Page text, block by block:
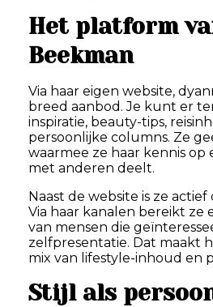
Het platform
Beekman
Via haar eigen website,
breed aanbod. Je kunt er
inspiratie, beauty-tips,
persoonlijke columns. Ze
waarmee ze haar kennis op
met anderen deelt.
Naast de website is ze actief
Via haar kanalen bereikt ze
van mensen die
zelfpresentatie. Dat maakt
mix van lifestyle-inhoud en
Stijl als